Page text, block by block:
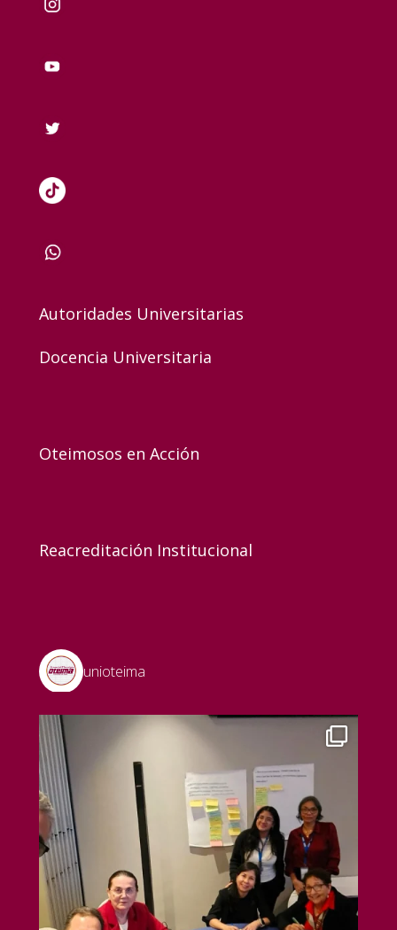
Autoridades Universitarias
Docencia Universitaria
Oteimosos en Acción
Reacreditación Institucional
unioteima